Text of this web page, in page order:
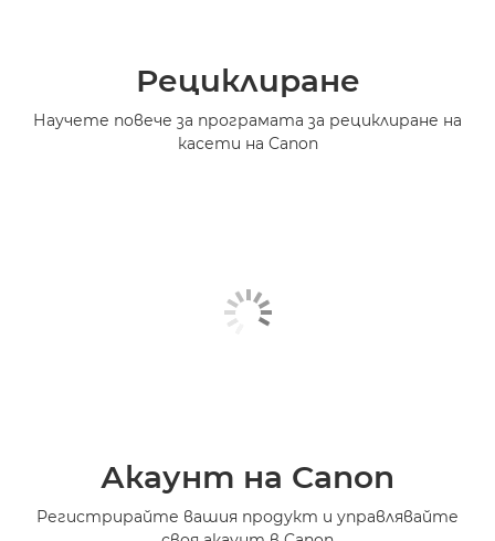
Рециклиране
Научете повече за програмата за рециклиране на
касети на Canon
Акаунт на Canon
Регистрирайте вашия продукт и управлявайте